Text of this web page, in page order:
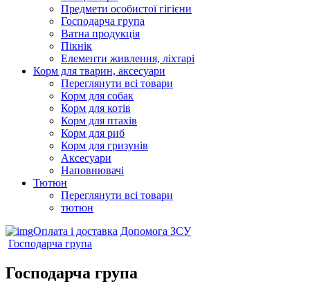
Предмети особистої гігієни
Господарча група
Ватна продукція
Пікнік
Елементи живлення, ліхтарі
Корм для тварин, аксесуари
Переглянути всі товари
Корм для собак
Корм для котів
Корм для птахів
Корм для риб
Корм для гризунів
Аксесуари
Наповнювачі
Тютюн
Переглянути всі товари
тютюн
Оплата і доставка Допомога ЗСУ
Господарча група
Господарча група